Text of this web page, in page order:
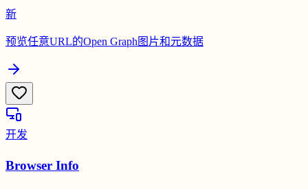
新
预览任意URL的Open Graph图片和元数据
开发
Browser Info